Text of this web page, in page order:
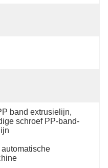
band extrusielijn,
schroef PP-band-